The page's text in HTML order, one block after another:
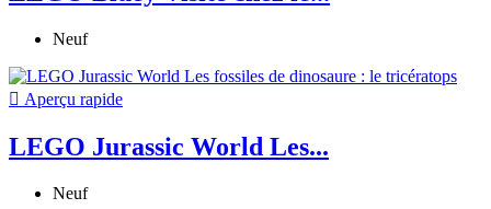
Neuf
 Aperçu rapide
LEGO Jurassic World Les...
Neuf